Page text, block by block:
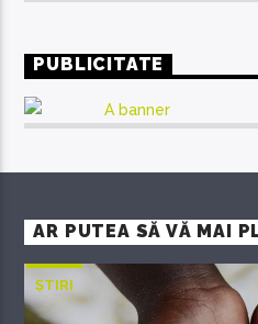
PUBLICITATE
AR PUTEA SĂ VĂ MAI
ȘTIRI